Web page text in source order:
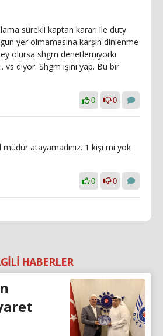
sürekli kaptan kararı ile duty
yer olmamasına karşın dinlenme
olursa shgm denetlemiyorki
vs diyor. Shgm işini yap. Bu bir
0 0
atayamadınız. 1 kişi mi yok
0 0
HABERLER